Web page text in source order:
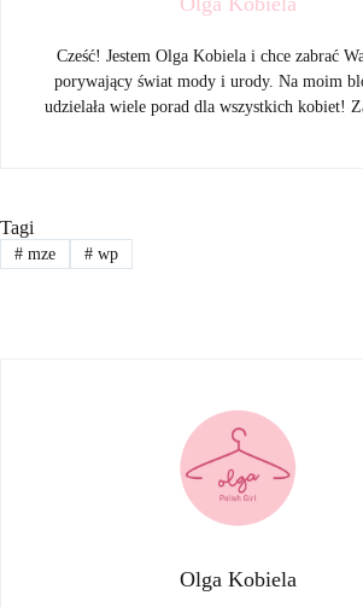
Cześć! Jestem Olga Kobiela i chce zabrać
porywający świat mody i urody. Na moim
udzielała wiele porad dla wszystkich kobiet!
Tagi
#mze #wp
Olga Kobiela